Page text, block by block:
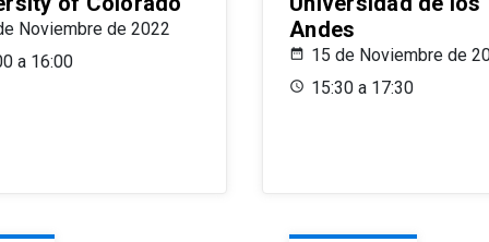
Noviembre de 2022
a 16:00
Andes
15 de Noviembre de
15:30 a 17:30